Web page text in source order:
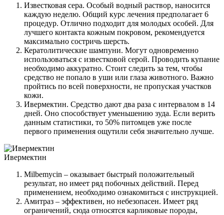
Известковая сера. Особый водный раствор, наносится
каждую неделю. Общий курс лечения предполагает 6
процедур. Отлично подходит для молодых особей. Для
лучшего контакта кожным покровом, рекомендуется
максимально состричь шерсть.
Кератолитические шампуни. Могут одновременно
использоваться с известковой серой. Проводить купание
необходимо аккуратно. Стоит следить за тем, чтобы
средство не попало в уши или глаза животного. Важно
пройтись по всей поверхности, не пропуская участков
кожи.
Ивермектин. Средство дают два раза с интервалом в 14
дней. Оно способствует уменьшению зуда. Если верить
данным статистики, то 50% питомцев уже после
первого применения ощутили себя значительно лучше.
Ивермектин
Milbemycin – оказывает быстрый положительный
результат, но имеет ряд побочных действий. Перед
применением, необходимо ознакомиться с инструкцией.
Амитраз – эффективен, но небезопасен. Имеет ряд
ограничений, сюда относятся карликовые породы,